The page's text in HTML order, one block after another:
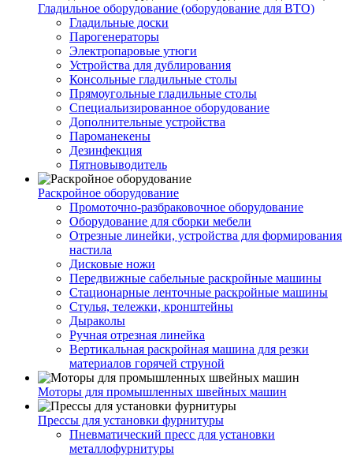
Гладильное оборудование (оборудование для ВТО)
Гладильные доски
Парогенераторы
Электропаровые утюги
Устройства для дублирования
Консольные гладильные столы
Прямоугольные гладильные столы
Специальизированное оборудование
Дополнительные устройства
Пароманекены
Дезинфекция
Пятновыводитель
Раскройное оборудование
Промоточно-разбраковочное оборудование
Оборудование для сборки мебели
Отрезные линейки, устройства для формирования
настила
Дисковые ножи
Передвижные сабельные раскройные машины
Стационарные ленточные раскройные машины
Стулья, тележки, кронштейны
Дыраколы
Ручная отрезная линейка
Вертикальная раскройная машина для резки
материалов горячей струной
Моторы для промышленных швейных машин
Прессы для установки фурнитуры
Пневматический пресс для установки
металлофурнитуры